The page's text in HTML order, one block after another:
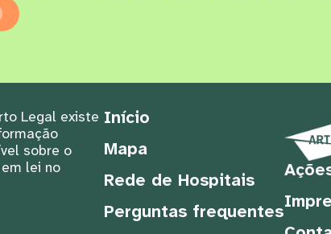
Legal existe
sobre o
lei no
Início
Mapa
Rede de Hospitais
Perguntas frequentes